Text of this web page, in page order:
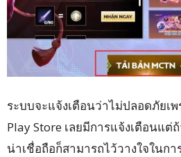
ระบบจะแจ้งเตือนว่าไม่ปลอดภัยเ
Play Store เลยมีการแจ้งเตือนแ
น่าเชื่อถือก็สามารถไว้วางใจในก